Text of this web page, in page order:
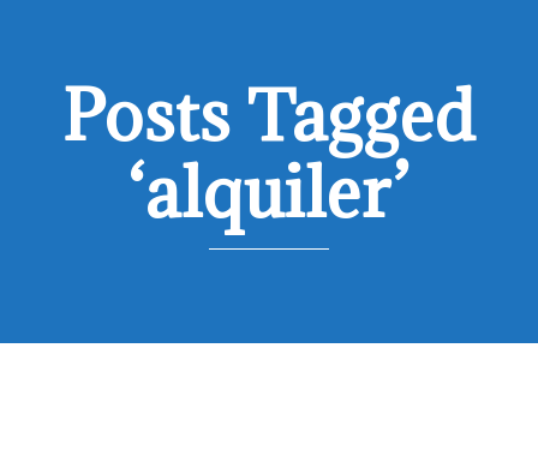
Posts Tagged
‘alquiler’